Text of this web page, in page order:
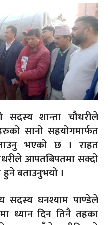
सदस्य शान्ता चौधरीले
सानो सहयोगमार्फत
भएको छ । राहत
आपतबिपतमा सक्दो
बताउनुभयो ।
सदस्य घनश्याम पाण्डेले
ध्यान दिन तिनै तहका